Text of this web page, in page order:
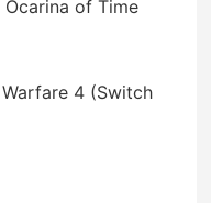
of Time
4 (Switch